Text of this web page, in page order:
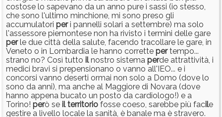
costose lo sapevano da un anno pure i sassi (io stesso,
che sono l'ultimo minchione, mi sono preso gli
accumulatori peri pannelli solari a settembre) ma solo
l'assessore piemontese non ha rivisto i termini delle gare
perle due città della salute, facendo tracollare le gare, in
Veneto o in Lombardia le hanno corrette pertempo...
strano no? Così tutto ilnostro sistema perde attrattività, i
medici bravi si prepensionano o vanno all'IEO... e i
concorsi vanno deserti ormai non solo a Domo (dove lo
sono da anni), ma anche al Maggiore di Novara (dove
hanno appena bucato un posto da cardiologo!) e a
Torino! però se il territorio fosse coeso, sarebbe più facile
gestire a livello locale la sanità, è banale ma è stravero.